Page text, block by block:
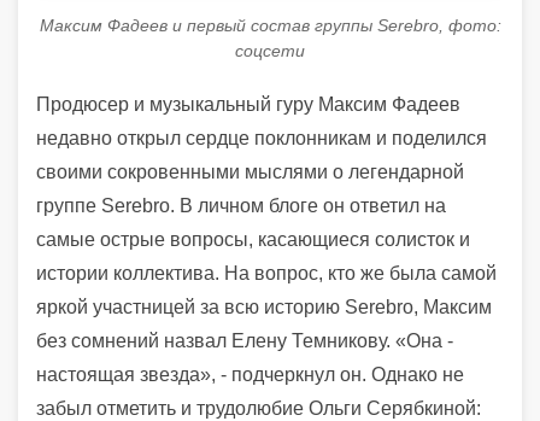
Максим Фадеев и первый состав группы Serebro, фото:
соцсети
Продюсер и музыкальный гуру Максим Фадеев
недавно открыл сердце поклонникам и поделился
своими сокровенными мыслями о легендарной
группе Serebro. В личном блоге он ответил на
самые острые вопросы, касающиеся солисток и
истории коллектива. На вопрос, кто же была самой
яркой участницей за всю историю Serebro, Максим
без сомнений назвал Елену Темникову. «Она -
настоящая звезда», - подчеркнул он. Однако не
забыл отметить и трудолюбие Ольги Серябкиной: